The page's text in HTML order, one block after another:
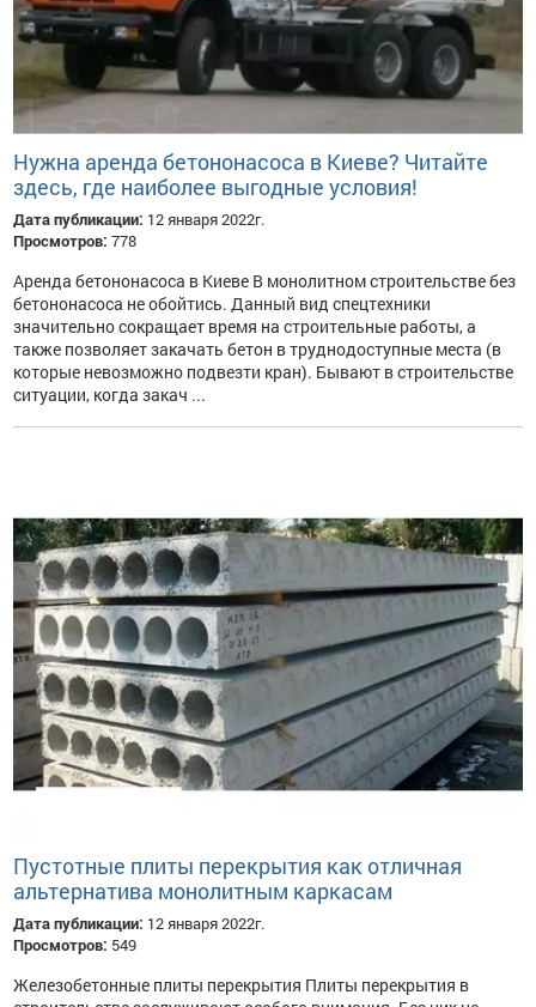
Нужна аренда бетононасоса в Киеве? Читайте
здесь, где наиболее выгодные условия!
Дата публикации: 12 января 2022г.
Просмотров: 778
Аренда бетононасоса в Киеве В монолитном строительстве без
бетононасоса не обойтись. Данный вид спецтехники
значительно сокращает время на строительные работы, а
также позволяет закачать бетон в труднодоступные места (в
которые невозможно подвезти кран). Бывают в строительстве
ситуации, когда закач ...
Пустотные плиты перекрытия как отличная
альтернатива монолитным каркасам
Дата публикации: 12 января 2022г.
Просмотров: 549
Железобетонные плиты перекрытия Плиты перекрытия в